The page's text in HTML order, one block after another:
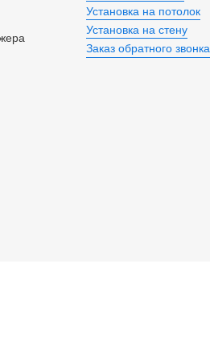
Установка на потолок
Установка на стену
Заказ обратного звонка